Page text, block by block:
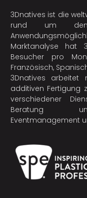
3Dnatives ist die
rund um
Marktanalyse hat
Besucher pro
Französisch,
3Dnatives arbeitet
additiven Fertigung
verschiedener
Beratung und
Eventmanagement